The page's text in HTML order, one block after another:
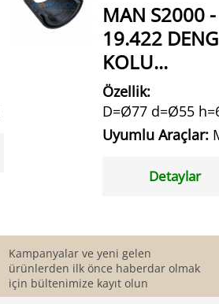
MAN S2000 -
19.422
KOLU...
Özellik:
D=Ø77 d=Ø55
Uyumlu Araçlar:
Detaylar
Kampanyalar ve yeni gelen
ürünlerden ilk önce haberdar olmak
için bültenimize kayıt olun